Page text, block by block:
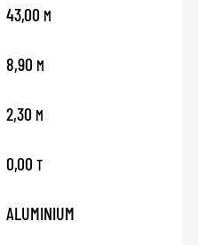
43,00 M
8,90 M
2,30 M
0,00 T
ALUMINIUM